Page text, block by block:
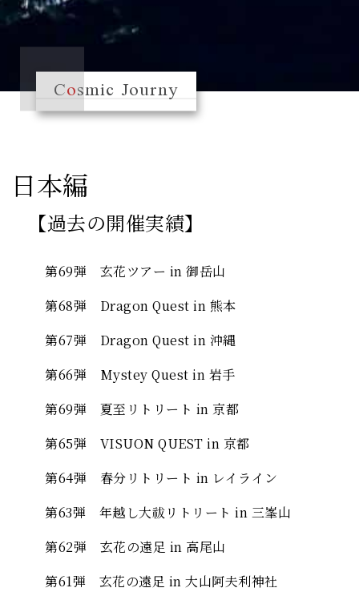
Cosmic Journy
日本編
【過去の開催実績】
第69弾 玄花ツアー in 御岳山
第68弾 Dragon Quest in 熊本
第67弾 Dragon Quest in 沖縄
第66弾 Mystey Quest in 岩手
第69弾 夏至リトリート in 京都
第65弾 VISUON QUEST in 京都
第64弾 春分リトリート in レイライン
第63弾 年越し大祓リトリート in 三峯山
第62弾 玄花の遠足 in 高尾山
第61弾 玄花の遠足 in 大山阿夫利神社